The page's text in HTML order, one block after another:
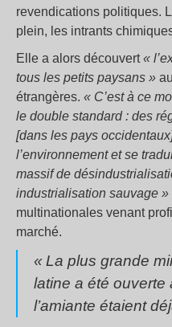
revendications politiques.
plein, les intrants
Elle a alors découvert«
tous les petits paysans »
étrangères. « C’est à ce
le double standard : des
[dans les pays
l’environnement et se
massif de
industrialisation sauvage »
multinationales venant
marché.
« La plus grande
latine a été ouverte
l’amiante étaient